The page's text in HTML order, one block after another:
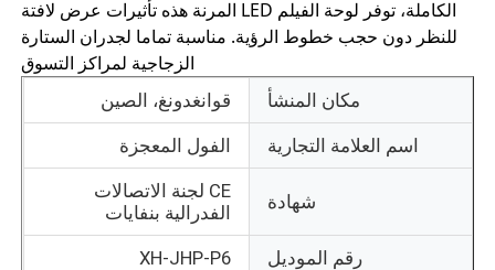
المنزل
جولة في المعمل
الكاملة، توفر لوحة الفيلم LED المرنة هذه تأثيرات عرض لافتة
للنظر دون حجب خطوط الرؤية. مناسبة تماما لجدران الستارة
الزجاجية لمراكز التسوق
مكان المنشأ قوانغدونغ، الصين
اسم العلامة التجارية الفول المعجزة
شهادة
CE لجنة الاتصالات
الفدرالية بنفايات
رقم الموديل XH-JHP-P6